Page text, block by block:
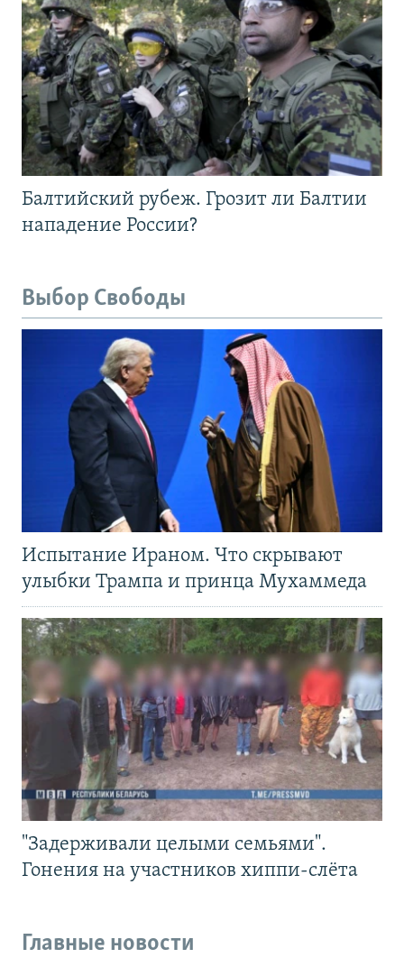
Балтийский рубеж. Грозит ли Балтии
нападение России?
Выбор Свободы
Испытание Ираном. Что скрывают
улыбки Трампа и принца Мухаммеда
"Задерживали целыми семьями".
Гонения на участников хиппи-слёта
Главные новости